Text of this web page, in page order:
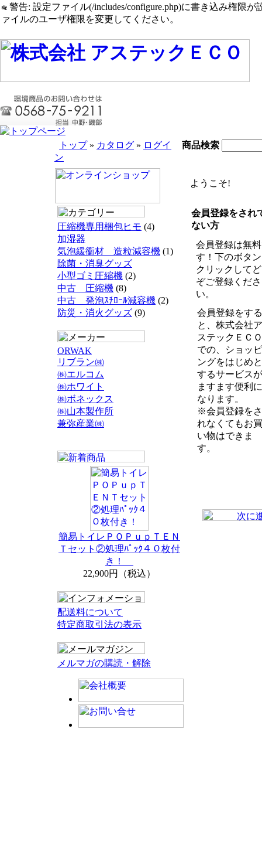
警告: 設定ファイル(/includes/configure.php)に書き込み権限が
ァイルのユーザ権限を変更してください。
トップ» カタログ » ログイ
ン
商品検索
圧縮機専用梱包ヒモ (4)
加湿器
気泡緩衝材 造粒減容機 (1)
除菌・消臭グッズ
小型ゴミ圧縮機 (2)
中古 圧縮機 (8)
中古 発泡ｽﾁﾛｰﾙ減容機 (2)
防災・消火グッズ (9)
ORWAK
リブラン㈱
㈱エルコム
㈱ホワイト
㈱ボネックス
㈱山本製作所
兼弥産業㈱
簡易トイレＰＯＰｕｐＴＥＮ
Ｔセット②処理ﾊﾟｯｸ４０枚付
き！
22,900円（税込）
配送料について
特定商取引法の表示
メルマガの購読・解除
ようこそ!
会員登録をされ
ない方
会員登録は無
す！下のボタ
クリックして
ぞご登録くださ
い。
会員登録をする
と、株式会社ア
ステックＥＣＯ
での、ショッピ
ングをはじめと
するサービスが
ますます便利に
なります。
※会員登録をさ
れなくてもお買
い物はできま
す。